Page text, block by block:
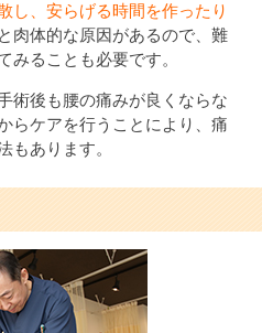
し、安らげる時間を作ったり
肉体的な原因があるので、難
みることも必要です。
術後も腰の痛みが良くならな
らケアを行うことにより、痛
もあります。